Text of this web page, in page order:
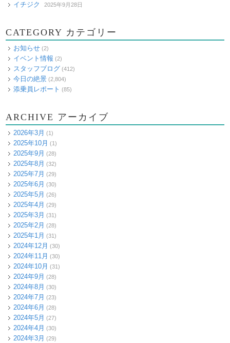
イチジク 2025年9月28日
CATEGORY カテゴリー
お知らせ (2)
イベント情報 (2)
スタッフブログ (412)
今日の絶景 (2,804)
添乗員レポート (85)
ARCHIVE アーカイブ
2026年3月 (1)
2025年10月 (1)
2025年9月 (28)
2025年8月 (32)
2025年7月 (29)
2025年6月 (30)
2025年5月 (26)
2025年4月 (29)
2025年3月 (31)
2025年2月 (28)
2025年1月 (31)
2024年12月 (30)
2024年11月 (30)
2024年10月 (31)
2024年9月 (28)
2024年8月 (30)
2024年7月 (23)
2024年6月 (28)
2024年5月 (27)
2024年4月 (30)
2024年3月 (29)